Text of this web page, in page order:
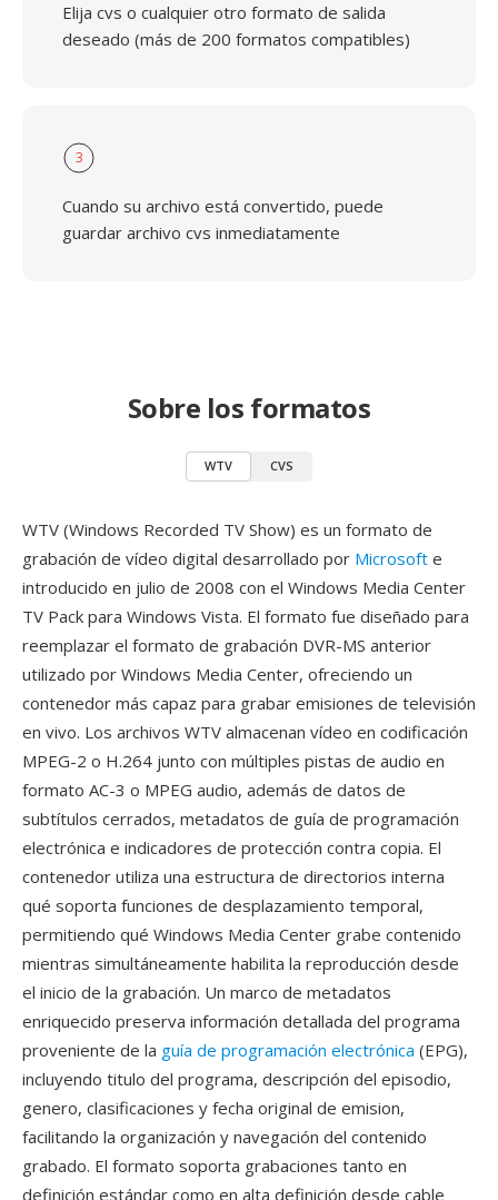
Elija cvs o cualquier otro formato de salida
deseado (más de 200 formatos compatibles)
3
Cuando su archivo está convertido, puede
guardar archivo cvs inmediatamente
Sobre los formatos
WTV CVS
WTV (Windows Recorded TV Show) es un formato de
grabación de vídeo digital desarrollado por Microsoft e
introducido en julio de 2008 con el Windows Media Center
TV Pack para Windows Vista. El formato fue diseñado para
reemplazar el formato de grabación DVR-MS anterior
utilizado por Windows Media Center, ofreciendo un
contenedor más capaz para grabar emisiones de televisión
en vivo. Los archivos WTV almacenan vídeo en codificación
MPEG-2 o H.264 junto con múltiples pistas de audio en
formato AC-3 o MPEG audio, además de datos de
subtítulos cerrados, metadatos de guía de programación
electrónica e indicadores de protección contra copia. El
contenedor utiliza una estructura de directorios interna
qué soporta funciones de desplazamiento temporal,
permitiendo qué Windows Media Center grabe contenido
mientras simultáneamente habilita la reproducción desde
el inicio de la grabación. Un marco de metadatos
enriquecido preserva información detallada del programa
proveniente de la guía de programación electrónica (EPG),
incluyendo titulo del programa, descripción del episodio,
genero, clasificaciones y fecha original de emision,
facilitando la organización y navegación del contenido
grabado. El formato soporta grabaciones tanto en
definición estándar como en alta definición desde cable